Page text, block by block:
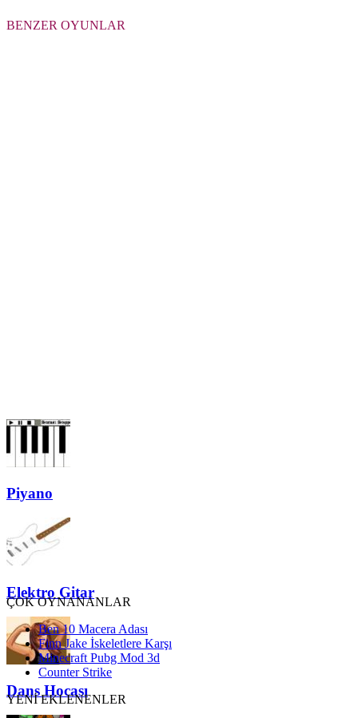
BENZER OYUNLAR
Piyano
Elektro Gitar
Dans Hocası
ÇOK OYNANANLAR
Ben 10 Macera Adası
Finn Jake İskeletlere Karşı
Minecraft Pubg Mod 3d
Counter Strike
YENİ EKLENENLER